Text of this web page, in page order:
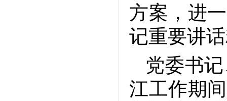
方案，进
记重要讲
党委书
江工作期